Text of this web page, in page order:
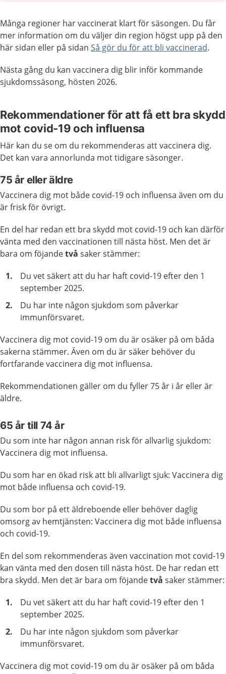
Många regioner har vaccinerat klart för säsongen. Du får
mer information om du väljer din region högst upp på den
här sidan eller på sidan Så gör du för att bli vaccinerad.
Nästa gång du kan vaccinera dig blir inför kommande
sjukdomssäsong, hösten 2026.
Rekommendationer för att få ett bra skydd
mot covid-19 och influensa
Här kan du se om du rekommenderas att vaccinera dig.
Det kan vara annorlunda mot tidigare säsonger.
75 år eller äldre
Vaccinera dig mot både covid-19 och influensa även om du
är frisk för övrigt.
En del har redan ett bra skydd mot covid-19 och kan därför
vänta med den vaccinationen till nästa höst. Men det är
bara om föjandetvå saker stämmer:
Du vet säkert att du har haft covid-19 efter den 1
september 2025.
Du har inte någon sjukdom som påverkar
immunförsvaret.
Vaccinera dig mot covid-19 om du är osäker på om båda
sakerna stämmer. Även om du är säker behöver du
fortfarande vaccinera dig mot influensa.
Rekommendationen gäller om du fyller 75 år i år eller är
äldre.
65 år till 74 år
Du som inte har någon annan risk för allvarlig sjukdom:
Vaccinera dig mot influensa.
Du som har en ökad risk att bli allvarligt sjuk: Vaccinera dig
mot både influensa och covid-19.
Du som bor på ett äldreboende eller behöver daglig
omsorg av hemtjänsten: Vaccinera dig mot både influensa
och covid-19.
En del som rekommenderas även vaccination mot covid-19
kan vänta med den dosen till nästa höst. De har redan ett
bra skydd. Men det är bara om föjandetvå saker stämmer:
Du vet säkert att du har haft covid-19 efter den 1
september 2025.
Du har inte någon sjukdom som påverkar
immunförsvaret.
Vaccinera dig mot covid-19 om du är osäker på om båda